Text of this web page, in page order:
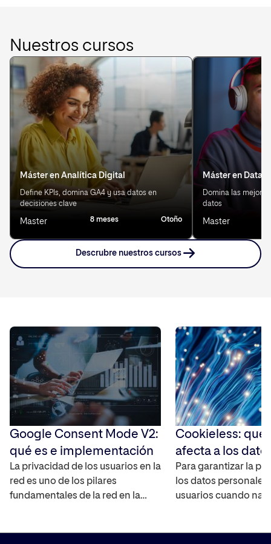
Nuestros cursos
Máster en Analítica Digital
Define KPIs, domina GA4 y usa datos en
decisiones clave
Master 8 meses Otoño
Máster en Data
Domina las
datos
Master
Descrubre nuestros cursos
Google Consent Mode V2:
qué es e implementación
La privacidad de los usuarios en la
red es uno de los pilares
fundamentales de la red en la
Cookieless: qué
afecta a los
Para garantizar la
los datos personales
usuarios cuando